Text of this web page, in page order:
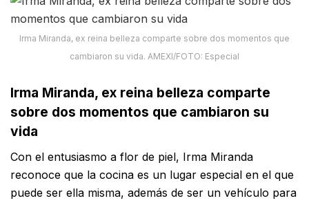
Irma Miranda, ex reina belleza comparte sobre dos momentos que
cambiaron su vida. AMEXI/FOTO: Especial
Irma Miranda, ex reina belleza comparte
sobre dos momentos que cambiaron su
vida
Con el entusiasmo a flor de piel, Irma Miranda
reconoce que la cocina es un lugar especial en el que
puede ser ella misma, además de ser un vehículo para